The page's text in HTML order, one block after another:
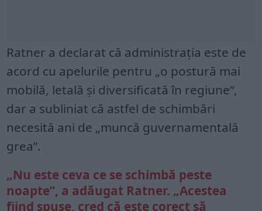
Ratner a declarat că administrația este de
acord cu apelurile pentru „o postură mai
mobilă, letală și diversificată în regiune”,
dar a subliniat că astfel de schimbări
necesită ani de „muncă guvernamentală
grea”.
„Nu este ceva ce se schimbă peste
noapte”, a adăugat Ratner. „Acestea
fiind spuse, cred că este corect să